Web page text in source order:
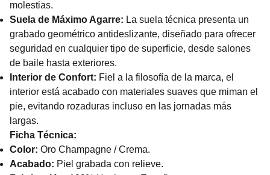
molestias.
Suela de Máximo Agarre: La suela técnica presenta un
grabado geométrico antideslizante, diseñado para ofrecer
seguridad en cualquier tipo de superficie, desde salones
de baile hasta exteriores.
Interior de Confort: Fiel a la filosofía de la marca, el
interior está acabado con materiales suaves que miman el
pie, evitando rozaduras incluso en las jornadas más
largas.
Ficha Técnica:
Color: Oro Champagne / Crema.
Acabado: Piel grabada con relieve.